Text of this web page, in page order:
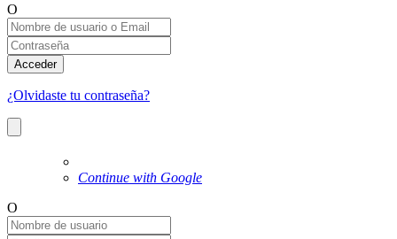
O
Acceder
¿Olvidaste tu contraseña?
Continue with Google
O